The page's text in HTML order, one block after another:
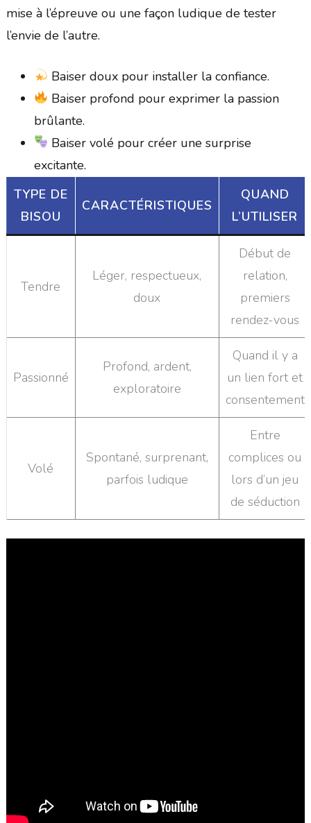
mise à l’épreuve ou une façon ludique de tester
l’envie de l’autre.
Baiser doux pour installer la confiance.
Baiser profond pour exprimer la passion
brûlante.
Baiser volé pour créer une surprise
excitante.
TYPE DE
BISOU
CARACTÉRISTIQUES
QUAND
L’UTILISER
Tendre
Léger, respectueux,
doux
Début de
relation,
premiers
rendez-vous
Passionné
Profond, ardent,
exploratoire
Quand il y a
un lien fort et
consentement
Volé
Spontané, surprenant,
parfois ludique
Entre
complices ou
lors d’un jeu
de séduction